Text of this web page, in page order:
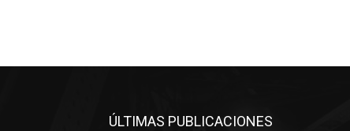
ÚLTIMAS PUBLICACIONES